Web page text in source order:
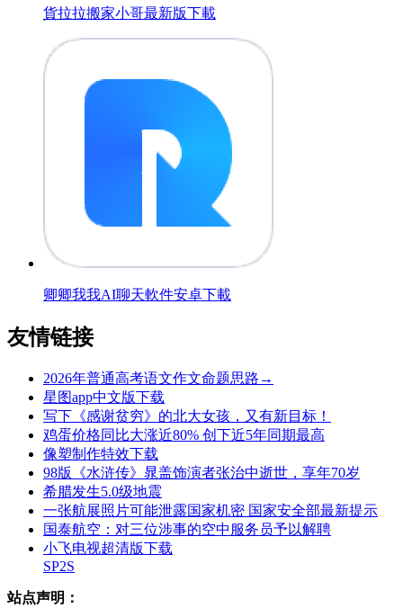
貨拉拉搬家小哥最新版下載
卿卿我我AI聊天軟件安卓下載
友情链接
2026年普通高考语文作文命题思路→
星图app中文版下载
写下《感谢贫穷》的北大女孩，又有新目标！
鸡蛋价格同比大涨近80% 创下近5年同期最高
像塑制作特效下载
98版《水浒传》晁盖饰演者张治中逝世，享年70岁
希腊发生5.0级地震
一张航展照片可能泄露国家机密 国家安全部最新提示
国泰航空：对三位涉事的空中服务员予以解聘
小飞电视超清版下载
SP2S
站点声明：